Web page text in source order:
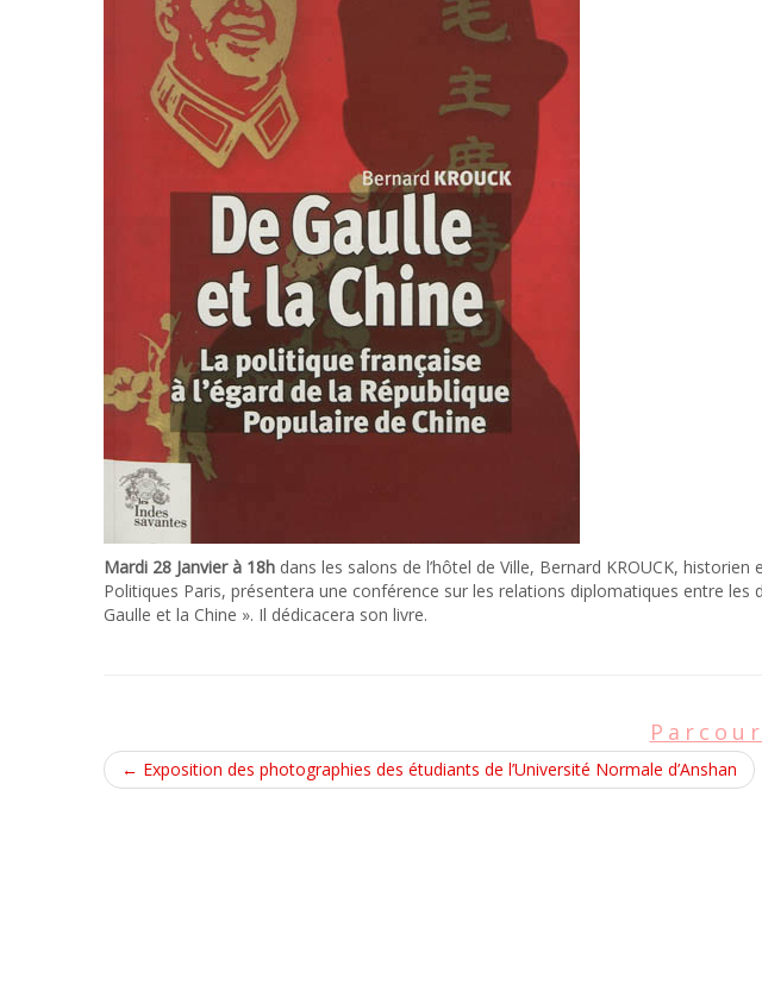
Mardi 28 Janvier à 18h dans les salons de l’hôtel de Ville, Bernard KROUCK, historien
Politiques Paris, présentera une conférence sur les relations diplomatiques entre les
Gaulle et la Chine ». Il dédicacera son livre.
← Exposition des photographies des étudiants de l’Université Normale d’Anshan